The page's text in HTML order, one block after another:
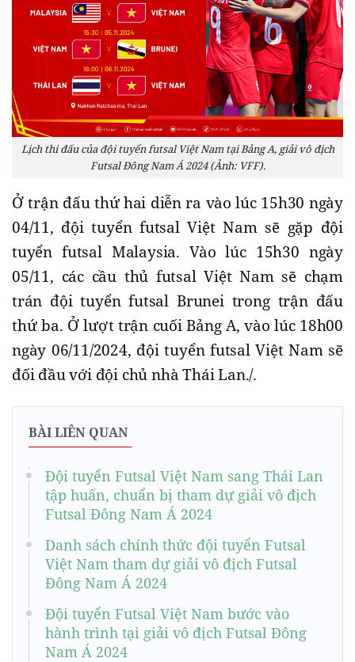
Lịch thi đấu của đội tuyển futsal Việt Nam tại Bảng A, giải vô địch
Futsal Đông Nam Á 2024 (Ảnh: VFF).
Ở trận đấu thứ hai diễn ra vào lúc 15h30 ngày
04/11, đội tuyển futsal Việt Nam sẽ gặp đội
tuyển futsal Malaysia. Vào lúc 15h30 ngày
05/11, các cầu thủ futsal Việt Nam sẽ chạm
trán đội tuyển futsal Brunei trong trận đấu
thứ ba. Ở lượt trận cuối Bảng A, vào lúc 18h00
ngày 06/11/2024, đội tuyển futsal Việt Nam sẽ
đối đầu với đội chủ nhà Thái Lan./.
BÀI LIÊN QUAN
Đội tuyển Futsal Việt Nam sang Thái Lan
tập huấn, chuẩn bị tham dự giải vô địch
Futsal Đông Nam Á 2024
Danh sách chính thức đội tuyển Futsal
Việt Nam tham dự giải vô địch Futsal
Đông Nam Á 2024
Đội tuyển Futsal Việt Nam bước vào
hành trình tại giải vô địch Futsal Đông
Nam Á 2024